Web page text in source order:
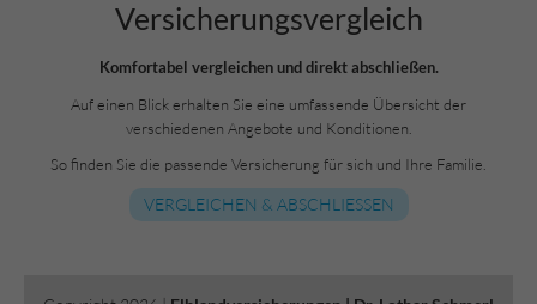
Versicherungs­vergleich
Komfortabel vergleichen und direkt abschließen.
Auf einen Blick erhalten Sie eine umfassende Übersicht der
verschiedenen Angebote und Konditionen.
So finden Sie die passende Versicherung für sich und Ihre Familie.
VERGLEICHEN & ABSCHLIESSEN